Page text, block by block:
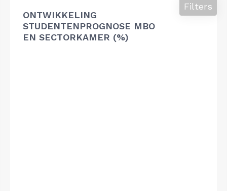
ONTWIKKELING
STUDENTENPROGNOSE MBO
EN SECTORKAMER (%)
Filters